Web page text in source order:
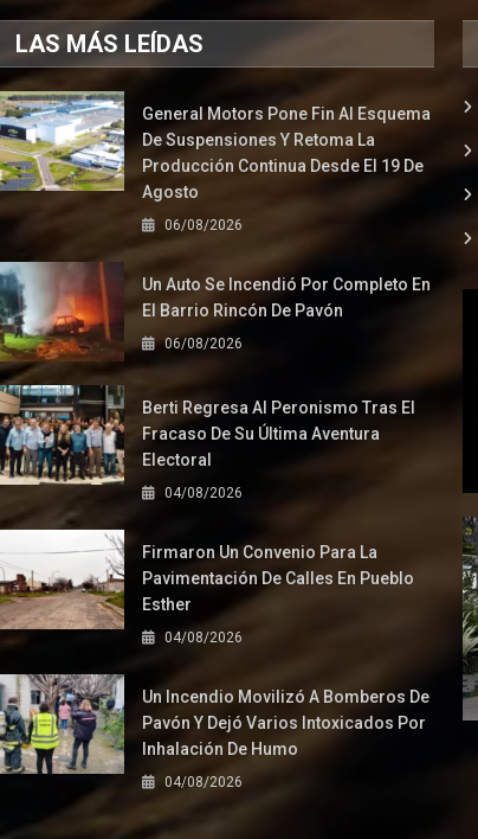
LAS MÁS LEÍDAS
General Motors Pone Fin Al Esquema
De Suspensiones Y Retoma La
Producción Continua Desde El 19 De
Agosto
06/08/2026
Un Auto Se Incendió Por Completo En
El Barrio Rincón De Pavón
06/08/2026
Berti Regresa Al Peronismo Tras El
Fracaso De Su Última Aventura
Electoral
04/08/2026
Firmaron Un Convenio Para La
Pavimentación De Calles En Pueblo
Esther
04/08/2026
Un Incendio Movilizó A Bomberos De
Pavón Y Dejó Varios Intoxicados Por
Inhalación De Humo
04/08/2026